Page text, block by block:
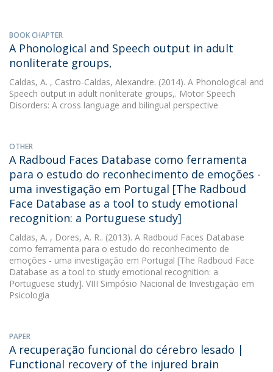
BOOK CHAPTER
A Phonological and Speech output in adult
nonliterate groups,
Caldas, A. , Castro-Caldas, Alexandre. (2014). A Phonological and
Speech output in adult nonliterate groups,. Motor Speech
Disorders: A cross language and bilingual perspective
OTHER
A Radboud Faces Database como ferramenta
para o estudo do reconhecimento de emoções -
uma investigação em Portugal [The Radboud
Face Database as a tool to study emotional
recognition: a Portuguese study]
Caldas, A. , Dores, A. R.. (2013). A Radboud Faces Database
como ferramenta para o estudo do reconhecimento de
emoções - uma investigação em Portugal [The Radboud Face
Database as a tool to study emotional recognition: a
Portuguese study]. VIII Simpósio Nacional de Investigação em
Psicologia
PAPER
A recuperação funcional do cérebro lesado |
Functional recovery of the injured brain